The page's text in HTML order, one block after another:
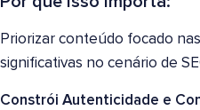
Priorizar conteúdo focado
significativas no cenário de
Constrói Autenticidade e